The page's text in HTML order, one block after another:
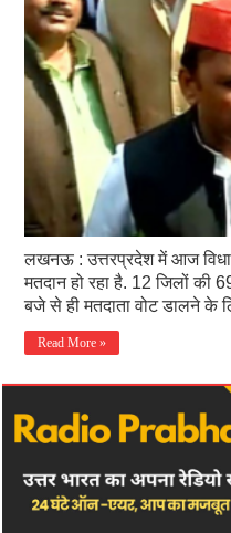
लखनऊ : उत्तरप्रदेश में आज
मतदान हो रहा है. 12 जिलों की
बजे से ही मतदाता वोट डालने के
Read More »